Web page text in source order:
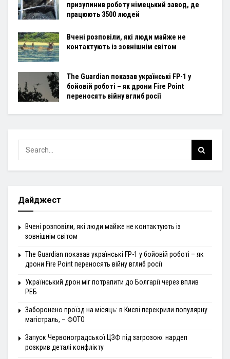
призупинив роботу німецький завод, де
працюють 3500 людей
Вчені розповіли, які люди майже не
контактують із зовнішнім світом
The Guardian показав українські FP-1 у
бойовій роботі – як дрони Fire Point
переносять війну вглиб росії
Дайджест
Вчені розповіли, які люди майже не контактують із
зовнішнім світом
The Guardian показав українські FP-1 у бойовій роботі – як
дрони Fire Point переносять війну вглиб росії
Український дрон міг потрапити до Болгарії через вплив
РЕБ
Заборонено проїзд на місяць: в Києві перекрили популярну
магістраль, – ФОТО
Запуск Червоноградської ЦЗФ під загрозою: нардеп
розкрив деталі конфлікту